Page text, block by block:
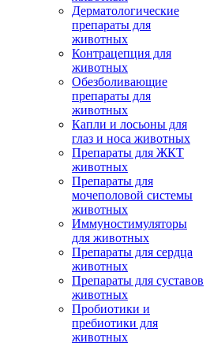
Дерматологические
препараты для
животных
Контрацепция для
животных
Обезболивающие
препараты для
животных
Капли и лосьоны для
глаз и носа животных
Препараты для ЖКТ
животных
Препараты для
мочеполовой системы
животных
Иммуностимуляторы
для животных
Препараты для сердца
животных
Препараты для суставов
животных
Пробиотики и
пребиотики для
животных